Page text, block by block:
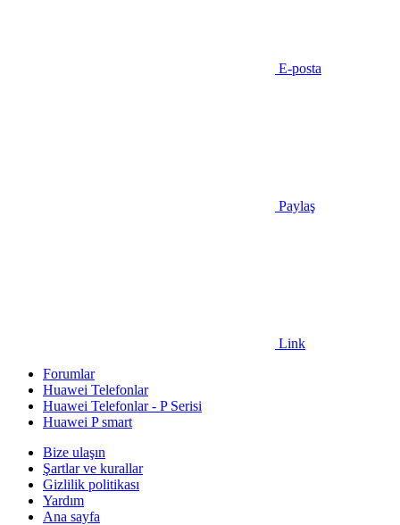
E-posta
Paylaş
Link
Forumlar
Huawei Telefonlar
Huawei Telefonlar - P Serisi
Huawei P smart
Bize ulaşın
Şartlar ve kurallar
Gizlilik politikası
Yardım
Ana sayfa